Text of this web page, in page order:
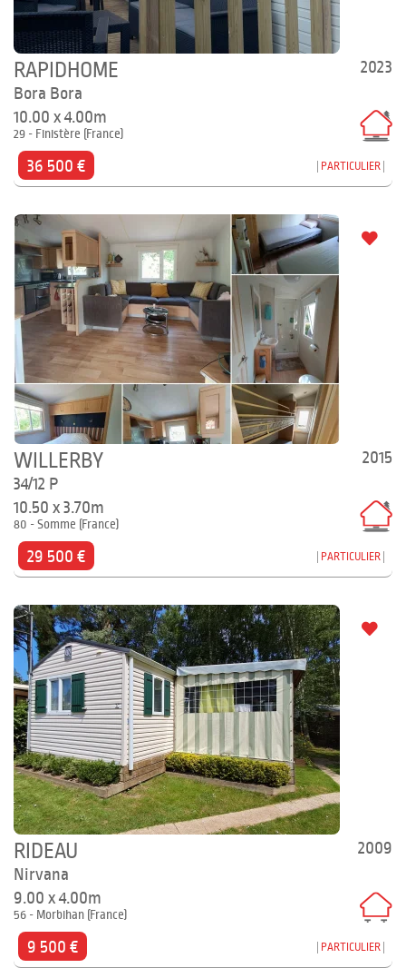
2023
RAPIDHOME
Bora Bora
10.00 x 4.00m
29 - Finistère (France)
36 500 € PARTICULIER
2015
WILLERBY
34/12 P
10.50 x 3.70m
80 - Somme (France)
29 500 € PARTICULIER
2009
RIDEAU
Nirvana
9.00 x 4.00m
56 - Morbihan (France)
9 500 € PARTICULIER